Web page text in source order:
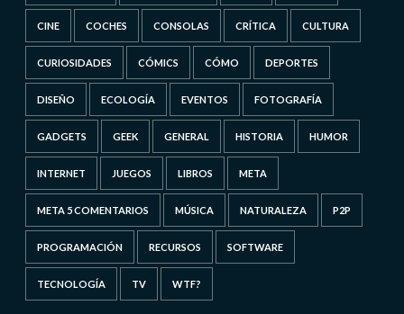
CINE COCHES CONSOLAS CRÍTICA CULTURA
CURIOSIDADES CÓMICS CÓMO DEPORTES
DISEÑO ECOLOGÍA EVENTOS FOTOGRAFÍA
GADGETS GEEK GENERAL HISTORIA HUMOR
INTERNET JUEGOS LIBROS META
META 5 COMENTARIOS MÚSICA NATURALEZA P2P
PROGRAMACIÓN RECURSOS SOFTWARE
TECNOLOGÍA TV WTF?